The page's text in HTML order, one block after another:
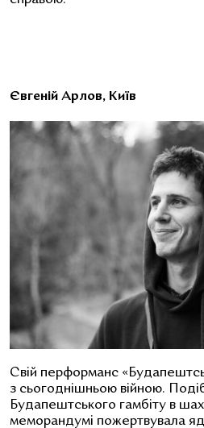
Євгеній Арлов, Київ
Свій перформанс
з сьогоднішньою війною.
Будапештського гамбіту в
меморандумі пожертвувала